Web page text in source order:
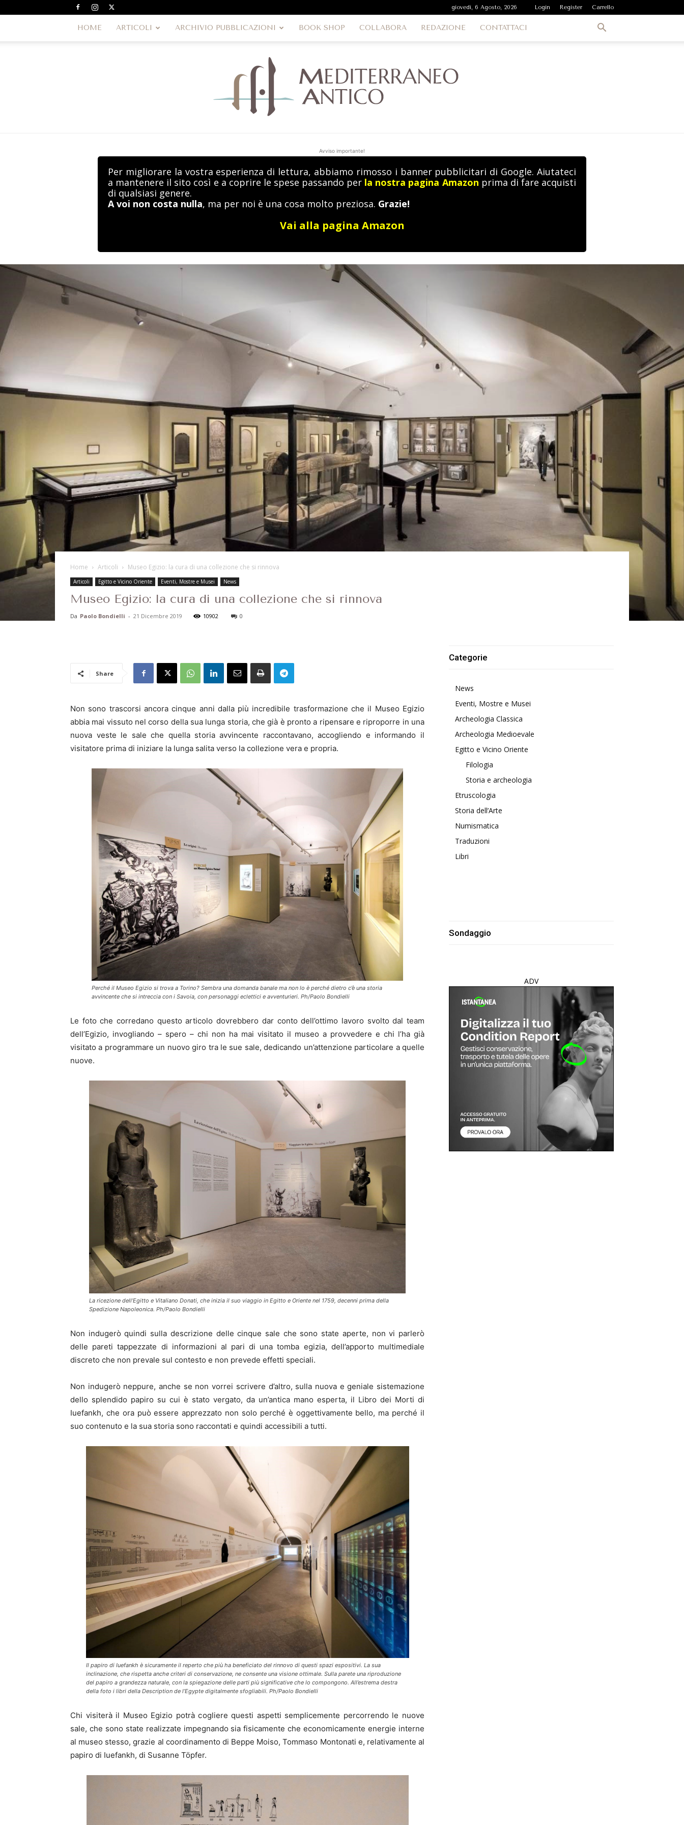
giovedì, 6 Agosto, 2026 Login Register Carrello
HOME ARTICOLI ARCHIVIO PUBBLICAZIONI BOOK SHOP COLLABORA REDAZIONE CONTATTACI
MediterraneoAntico
Avviso importante!
Per migliorare la vostra esperienza di lettura, abbiamo rimosso i banner pubblicitari di Google. Aiutateci
a mantenere il sito così e a coprire le spese passando per la nostra pagina Amazon prima di fare acquisti
di qualsiasi genere.
A voi non costa nulla, ma per noi è una cosa molto preziosa. Grazie!
Vai alla pagina Amazon
Home Articoli Museo Egizio: la cura di una collezione che si rinnova
Articoli Egitto e Vicino Oriente Eventi, Mostre e Musei News
Museo Egizio: la cura di una collezione che si rinnova
Da Paolo Bondielli - 21 Dicembre 2019 10902 0
Share
Non sono trascorsi ancora cinque anni dalla più incredibile trasformazione che il Museo Egizio
abbia mai vissuto nel corso della sua lunga storia, che già è pronto a ripensare e riproporre in una
nuova veste le sale che quella storia avvincente raccontavano, accogliendo e informando il
visitatore prima di iniziare la lunga salita verso la collezione vera e propria.
Perché il Museo Egizio si trova a Torino? Sembra una domanda banale ma non lo è perché dietro c’è una storia
avvincente che si intreccia con i Savoia, con personaggi eclettici e avventurieri. Ph/Paolo Bondielli
Le foto che corredano questo articolo dovrebbero dar conto dell’ottimo lavoro svolto dal team
dell’Egizio, invogliando – spero – chi non ha mai visitato il museo a provvedere e chi l’ha già
visitato a programmare un nuovo giro tra le sue sale, dedicando un’attenzione particolare a quelle
nuove.
La ricezione dell’Egitto e Vitaliano Donati, che inizia il suo viaggio in Egitto e Oriente nel 1759, decenni prima della
Spedizione Napoleonica. Ph/Paolo Bondielli
Non indugerò quindi sulla descrizione delle cinque sale che sono state aperte, non vi parlerò
delle pareti tappezzate di informazioni al pari di una tomba egizia, dell’apporto multimediale
discreto che non prevale sul contesto e non prevede effetti speciali.
Non indugerò neppure, anche se non vorrei scrivere d’altro, sulla nuova e geniale sistemazione
dello splendido papiro su cui è stato vergato, da un’antica mano esperta, il Libro dei Morti di
Iuefankh, che ora può essere apprezzato non solo perché è oggettivamente bello, ma perché il
suo contenuto e la sua storia sono raccontati e quindi accessibili a tutti.
Il papiro di Iuefankh è sicuramente il reperto che più ha beneficiato del rinnovo di questi spazi espositivi. La sua
inclinazione, che rispetta anche criteri di conservazione, ne consente una visione ottimale. Sulla parete una riproduzione
del papiro a grandezza naturale, con la spiegazione delle parti più significative che lo compongono. All’estrema destra
della foto i libri della Description de l’Egypte digitalmente sfogliabili. Ph/Paolo Bondielli
Chi visiterà il Museo Egizio potrà cogliere questi aspetti semplicemente percorrendo le nuove
sale, che sono state realizzate impegnando sia fisicamente che economicamente energie interne
al museo stesso, grazie al coordinamento di Beppe Moiso, Tommaso Montonati e, relativamente al
papiro di Iuefankh, di Susanne Töpfer.
Categorie
News
Eventi, Mostre e Musei
Archeologia Classica
Archeologia Medioevale
Egitto e Vicino Oriente
Filologia
Storia e archeologia
Etruscologia
Storia dell’Arte
Numismatica
Traduzioni
Libri
Sondaggio
ADV